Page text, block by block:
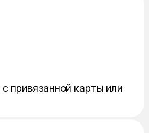
привязанной карты или